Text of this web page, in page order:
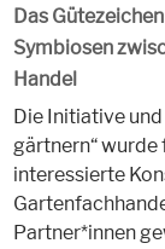
Das
Symbiosen
Handel
Die Initiative
gärtnern“
interessierte
Partner*innen